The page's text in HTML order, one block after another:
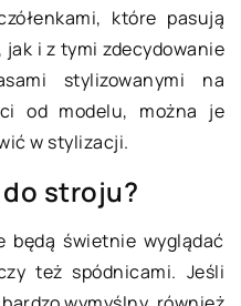
które pasują
i z tymi zdecydowanie
stylizowanymi na
od modelu, można je
w stylizacji.
stroju?
będą świetnie wyglądać
też spódnicami. Jeśli